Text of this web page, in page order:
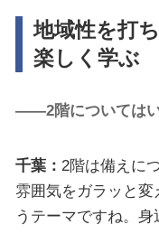
地域性を打
楽しく学ぶ
――2階については
千葉： 2階は備えに
雰囲気をガラッと
うテーマですね。